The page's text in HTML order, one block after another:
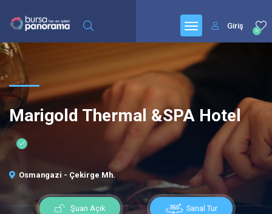
0
Giriş
Marigold Thermal &SPA Hotel
Osmangazi - Çekirge Mh.
Şuan Açık Sanal Tur